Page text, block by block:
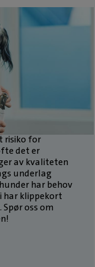
trivsel og
til smerte og
risiko for
det er
av kvaliteten
underlag
har behov
har klippekort
oss om